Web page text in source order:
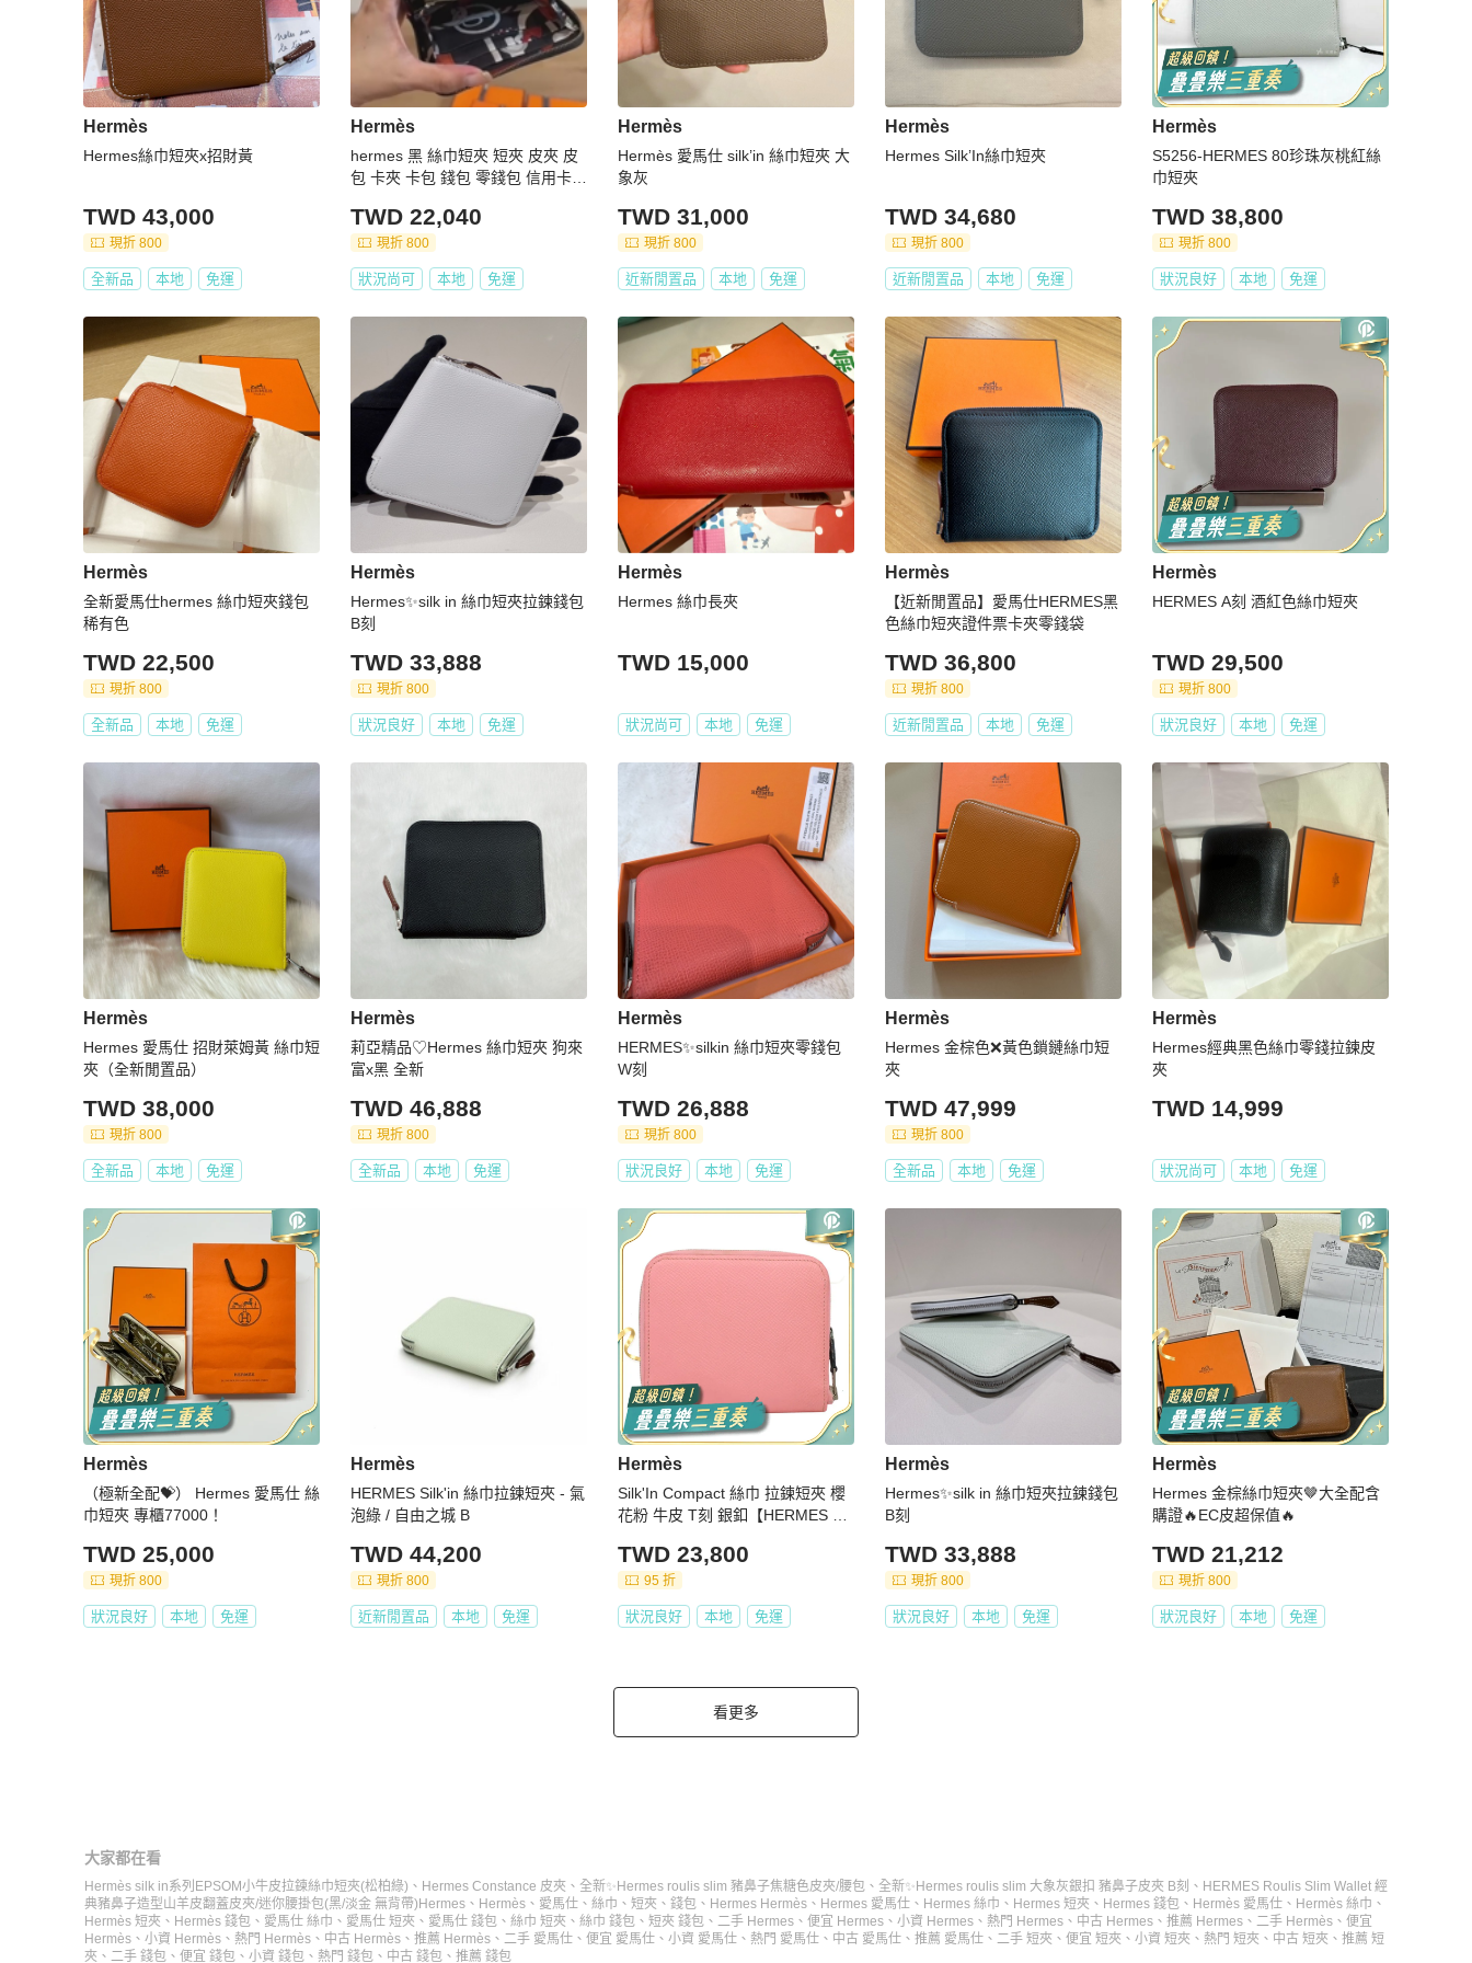
Hermès
Hermes絲巾短夾x招財黃
TWD 43,000
現折 800
全新品 本地 免運
Hermès
hermes 黑 絲巾短夾 短夾 皮夾 皮
包 卡夾 卡包 錢包 零錢包 信用卡卡
TWD 22,040
現折 800
狀況尚可 本地 免運
Hermès
Hermès 愛馬仕 silk’in 絲巾短夾 大
象灰
TWD 31,000
現折 800
近新閒置品 本地 免運
Hermès
Hermes Silk’In絲巾短夾
TWD 34,680
現折 800
近新閒置品 本地 免運
Hermès
S5256-HERMES 80珍珠灰桃紅絲
巾短夾
TWD 38,800
現折 800
狀況良好 本地 免運
Hermès
全新愛馬仕hermes 絲巾短夾錢包
稀有色
TWD 22,500
現折 800
全新品 本地 免運
Hermès
Hermes✨silk in 絲巾短夾拉鍊錢包
B刻
TWD 33,888
現折 800
狀況良好 本地 免運
Hermès
Hermes 絲巾長夾
TWD 15,000
狀況尚可 本地 免運
Hermès
【近新閒置品】愛馬仕HERMES黑
色絲巾短夾證件票卡夾零錢袋
TWD 36,800
現折 800
近新閒置品 本地 免運
Hermès
HERMES A刻 酒紅色絲巾短夾
TWD 29,500
現折 800
狀況良好 本地 免運
Hermès
Hermes 愛馬仕 招財萊姆黃 絲巾短
夾（全新閒置品）
TWD 38,000
現折 800
全新品 本地 免運
Hermès
莉亞精品♡Hermes 絲巾短夾 狗來
富x黑 全新
TWD 46,888
現折 800
全新品 本地 免運
Hermès
HERMES✨silkin 絲巾短夾零錢包
W刻
TWD 26,888
現折 800
狀況良好 本地 免運
Hermès
Hermes 金棕色❌黃色鎖鏈絲巾短
夾
TWD 47,999
現折 800
全新品 本地 免運
Hermès
Hermes經典黑色絲巾零錢拉鍊皮
夾
TWD 14,999
狀況尚可 本地 免運
Hermès
（極新全配💝） Hermes 愛馬仕 絲
巾短夾 專櫃77000！
TWD 25,000
現折 800
狀況良好 本地 免運
Hermès
HERMES Silk'in 絲巾拉鍊短夾 - 氣
泡綠 / 自由之城 B
TWD 44,200
現折 800
近新閒置品 本地 免運
Hermès
Silk'In Compact 絲巾 拉鍊短夾 櫻
花粉 牛皮 T刻 銀釦【HERMES 愛
TWD 23,800
95 折
狀況良好 本地 免運
Hermès
Hermes✨silk in 絲巾短夾拉鍊錢包
B刻
TWD 33,888
現折 800
狀況良好 本地 免運
Hermès
Hermes 金棕絲巾短夾🤎大全配含
購證🔥EC皮超保值🔥
TWD 21,212
現折 800
狀況良好 本地 免運
看更多
大家都在看
Hermès silk in系列EPSOM小牛皮拉鍊絲巾短夾(松柏綠) 、 Hermes Constance 皮夾 、 全新✨Hermes roulis slim 豬鼻子焦糖色皮夾/腰包 、 全新✨Hermes roulis slim 大象灰銀扣 豬鼻子皮夾 B刻 、 HERMES Roulis Slim Wallet 經
典豬鼻子造型山羊皮翻蓋皮夾/迷你腰掛包(黑/淡金 無背帶) Hermes 、 Hermès 、 愛馬仕 、 絲巾 、 短夾 、 錢包 、 Hermes Hermès 、 Hermes 愛馬仕 、 Hermes 絲巾 、 Hermes 短夾 、 Hermes 錢包 、 Hermès 愛馬仕 、 Hermès 絲巾 、
Hermès 短夾 、 Hermès 錢包 、 愛馬仕 絲巾 、 愛馬仕 短夾 、 愛馬仕 錢包 、 絲巾 短夾 、 絲巾 錢包 、 短夾 錢包 、 二手 Hermes 、 便宜 Hermes 、 小資 Hermes 、 熱門 Hermes 、 中古 Hermes 、 推薦 Hermes 、 二手 Hermès 、 便宜
Hermès 、 小資 Hermès 、 熱門 Hermès 、 中古 Hermès 、 推薦 Hermès 、 二手 愛馬仕 、 便宜 愛馬仕 、 小資 愛馬仕 、 熱門 愛馬仕 、 中古 愛馬仕 、 推薦 愛馬仕 、 二手 短夾 、 便宜 短夾 、 小資 短夾 、 熱門 短夾 、 中古 短夾 、 推薦 短
夾 、 二手 錢包 、 便宜 錢包 、 小資 錢包 、 熱門 錢包 、 中古 錢包 、 推薦 錢包